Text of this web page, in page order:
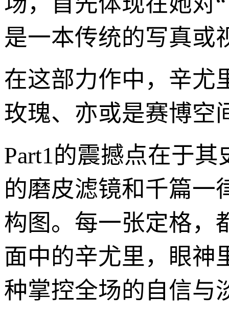
是一本传统的写真或
在这部力作中，辛尤
玫瑰、亦或是赛博空
Part1的震撼点在于
的磨皮滤镜和千篇一
构图。每一张定格，
面中的辛尤里，眼神
种掌控全场的自信与